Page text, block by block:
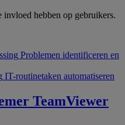
hebben op gebruikers.
Problemen identificeren en
IT-routinetaken automatiseren
TeamViewer